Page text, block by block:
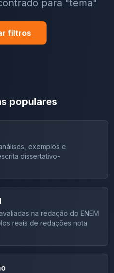
para "tema"
filtros
populares
exemplos e
dissertativo-
na redação do ENEM
reais de redações nota